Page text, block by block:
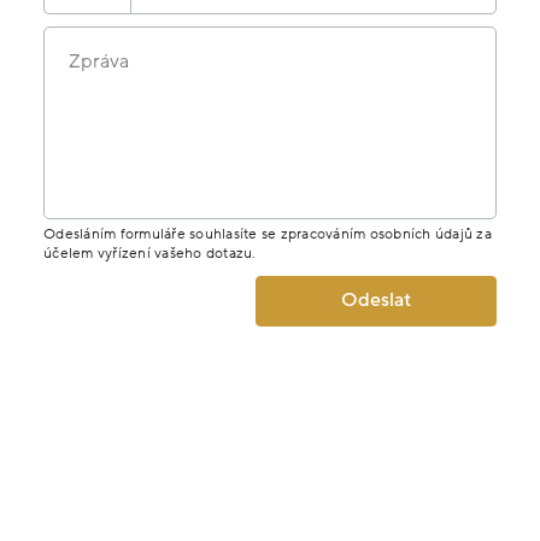
Zpráva
Odesláním formuláře souhlasíte se zpracováním osobních údajů za
účelem vyřízení vašeho dotazu.
Odeslat